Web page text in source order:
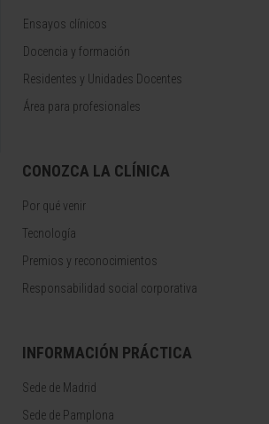
Ensayos clínicos
Docencia y formación
Residentes y Unidades Docentes
Área para profesionales
CONOZCA LA CLÍNICA
Por qué venir
Tecnología
Premios y reconocimientos
Responsabilidad social corporativa
INFORMACIÓN PRÁCTICA
Sede de Madrid
Sede de Pamplona